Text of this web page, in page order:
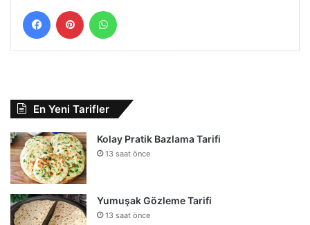
FacebookPinterest
En Yeni Tarifler
Kolay Pratik Bazlama Tarifi
13 saat önce
Yumuşak Gözleme Tarifi
13 saat önce